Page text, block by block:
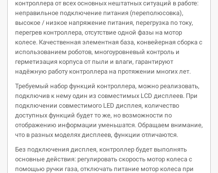
контроллера от всех основных нештатных ситуаций в работе:
неправильное подключение питания (переполюсовка),
высокое / низкое напряжение питания, перегрузка по току,
перегрев контроллера, отсутствие одной фазы на мотор
колесе. Качественная элементная база, конвейерная сборка с
использованием роботов, многоуровневый контроль и
герметизация корпуса от пыли и влаги, гарантируют
надёжную работу контроллера на протяжении многих лет.
Требуемый набор функций контроллера, можно реализовать,
подключив к нему один из совместимых LCD дисплеев. При
подключении совместимого LED дисплея, количество
доступных функций будет то же, но возможности по
отображению информации уменьшатся. Обращаем внимание,
что в разных моделях дисплеев, функции отличаются.
Без подключения дисплея, контроллер будет выполнять
основные действия: регулировать скорость мотор колеса с
помощью ручки газа, отключать питание мотор колеса при